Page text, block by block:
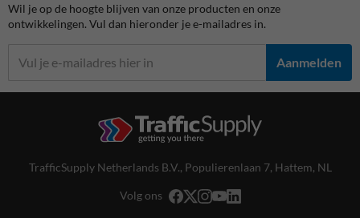
Wil je op de hoogte blijven van onze producten en onze
ontwikkelingen. Vul dan hieronder je e-mailadres in.
Aanmelden
TrafficSupply Netherlands B.V., Populierenlaan 7, Hattem, NL
Volg ons